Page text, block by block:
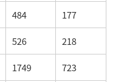
484 177
526 218
1749 723